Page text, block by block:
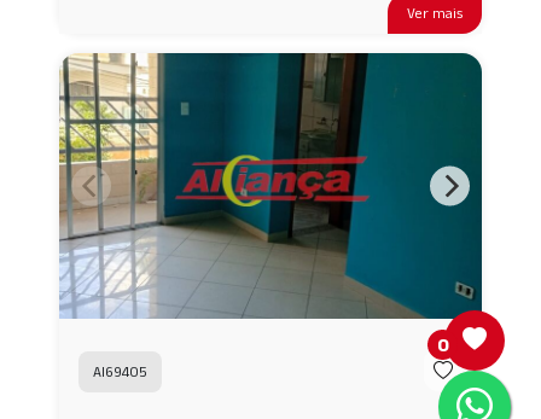
Ver mais
AI69405
0